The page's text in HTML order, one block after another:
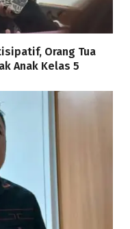
Orang Tua
Anak Kelas 5